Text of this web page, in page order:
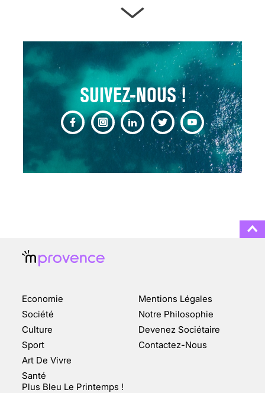
SUIVEZ-NOUS !
13 août 2024
CHANGEMENT DE SEXE :
DES DEMANDES
TOUJOURS PLUS
FAIT SURFACE À
MARSEILLE (1/5)
10 jan 2022
Economie
Société
Culture
Sport
Art De Vivre
Santé
Plus Bleu Le Printemps !
Mentions Légales
Notre Philosophie
Devenez Sociétaire
Contactez-Nous